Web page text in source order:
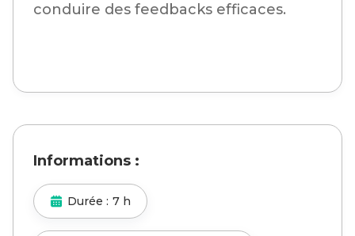
conduire des feedbacks efficaces.
Informations :
Durée : 7 h